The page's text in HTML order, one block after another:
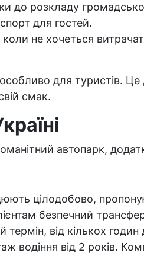
до розкладу
для гостей.
не хочеться
для туристів.
смак.
автопарк,
цілодобово,
безпечний трансфер
від кількох
водіння від 2 років.